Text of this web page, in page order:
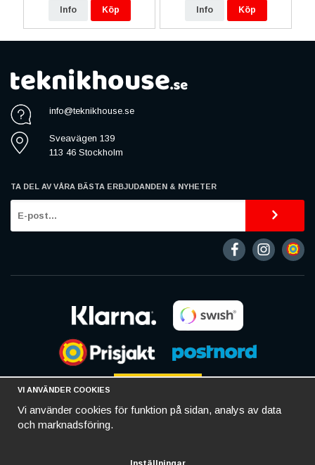
Info Köp Info Köp
info@teknikhouse.se
Sveavägen 139
113 46 Stockholm
TA DEL AV VÅRA BÄSTA ERBJUDANDEN & NYHETER
VI ANVÄNDER COOKIES
Vi använder cookies för funktion på sidan, analys av data
och marknadsföring.